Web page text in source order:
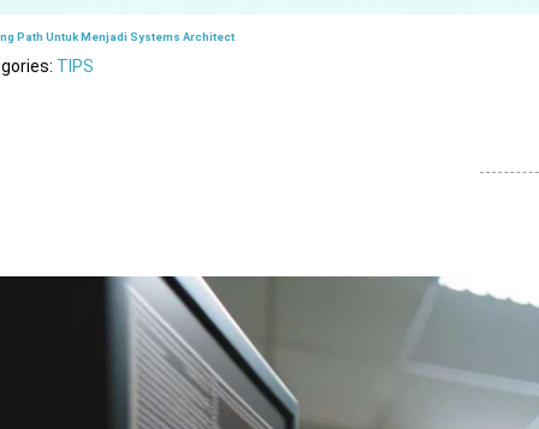
Path Untuk Menjadi Systems Architect
TIPS